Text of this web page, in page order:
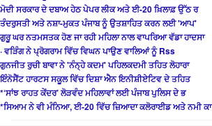
ਮੋਦੀ ਸਰਕਾਰ ਦੇ ਦਬਾਅ ਹੇਠ ਪੇਪਰ ਲੀਕ ਅਤੇ ਈ-20 ਖ਼ਿਲਾਫ਼ ਉੱਠ ਰ
ਤੰਦਰੁਸਤੀ ਅਤੇ ਨਸ਼ਾ-ਮੁਕਤ ਪੰਜਾਬ ਨੂੰ ਉਤਸ਼ਾਹਿਤ ਕਰਨ ਲਈ 'ਆਪ'
ਗੁਰੂ ਘਰ ਨਤਮਸਤਕ ਹੋਣ ਜਾ ਰਹੀ ਮਹਿਲਾ ਨਾਲ ਵਾਪਰਿਆ ਵੱਡਾ ਹਾਦਸਾ
· ਵੜਿੰਗ ਨੇ ਪ੍ਰੋਗਰਾਮ ਵਿੱਚ ਵਿਘਨ ਪਾਉਣ ਵਾਲਿਆਂ ਨੂੰ Rss
ਗੁਨਜੀਤ ਰੁਚੀ ਬਾਵਾ ਨੇ 'ਨੰਨ੍ਹੇ ਕਦਮ' ਪਹਿਲਕਦਮੀ ਤਹਿਤ ਲੋਹਾਰਾ
ਇੰਨੋਸੈਂਟ ਹਾਰਟਸ ਸਕੂਲ ਵਿੱਚ ਦਿਸ਼ਾ ਐਨ ਇਨੀਸ਼ੀਏਟਿਵ ਦੇ ਤਹਿਤ
*‘ਸਾਂਝ ਰਾਹਤ ਕੇਂਦਰ’ ਲੋੜਵੰਦ ਮਹਿਲਾਵਾਂ ਲਈ ਪੰਜਾਬ ਪੁਲਿਸ ਦੇ ਭ
*ਸਿਆਮ ਨੇ ਵੀ ਮੰਨਿਆ, ਈ-20 ਵਿੱਚ ਜ਼ਿਆਦਾ ਕਲੋਰਾਈਡ ਅਤੇ ਨਮੀ ਕਾ